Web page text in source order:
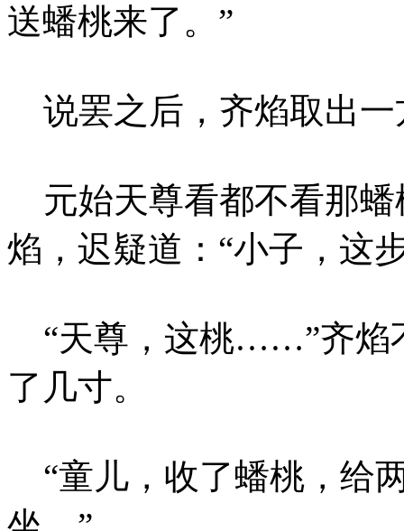
送蟠桃来了。”
说罢之后，齐焰取出一
元始天尊看都不看那蟠
焰，迟疑道：“小子，这
“天尊，这桃……”齐焰
了几寸。
“童儿，收了蟠桃，给